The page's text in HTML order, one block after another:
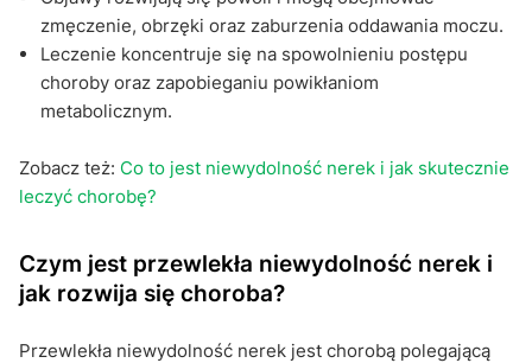
zmęczenie, obrzęki oraz zaburzenia oddawania moczu.
Leczenie koncentruje się na spowolnieniu postępu
choroby oraz zapobieganiu powikłaniom
metabolicznym.
Zobacz też: Co to jest niewydolność nerek i jak skutecznie
leczyć chorobę?
Czym jest przewlekła niewydolność nerek i
jak rozwija się choroba?
Przewlekła niewydolność nerek jest chorobą polegającą